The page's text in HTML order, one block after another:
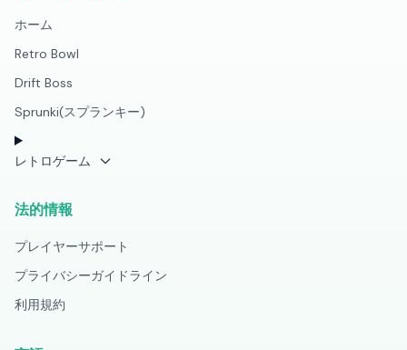
ホーム
Retro Bowl
Drift Boss
Sprunki(スプランキー)
レトロゲーム
法的情報
プレイヤーサポート
プライバシーガイドライン
利用規約